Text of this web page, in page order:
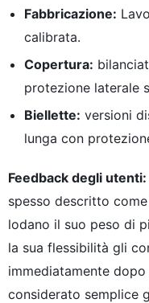
Fabbricazione:
calibrata.
Copertura:
protezione laterale
Biellette: versioni
lunga con
Feedback degli utenti:
spesso descritto
lodano il suo peso di
la sua flessibilità gli
immediatamente
considerato semplice